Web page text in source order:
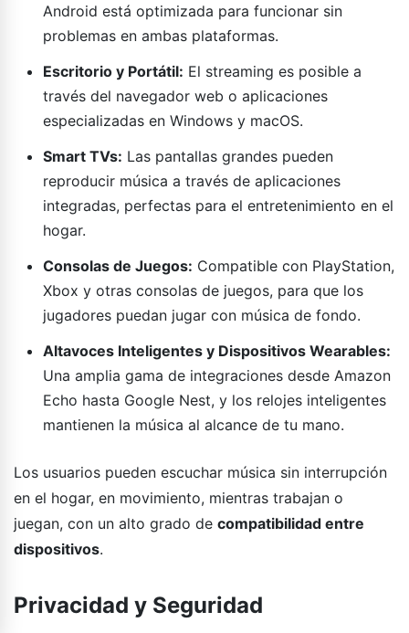
Android está optimizada para funcionar sin
problemas en ambas plataformas.
Escritorio y Portátil: El streaming es posible a
través del navegador web o aplicaciones
especializadas en Windows y macOS.
Smart TVs: Las pantallas grandes pueden
reproducir música a través de aplicaciones
integradas, perfectas para el entretenimiento en el
hogar.
Consolas de Juegos: Compatible con PlayStation,
Xbox y otras consolas de juegos, para que los
jugadores puedan jugar con música de fondo.
Altavoces Inteligentes y Dispositivos Wearables:
Una amplia gama de integraciones desde Amazon
Echo hasta Google Nest, y los relojes inteligentes
mantienen la música al alcance de tu mano.
Los usuarios pueden escuchar música sin interrupción
en el hogar, en movimiento, mientras trabajan o
juegan, con un alto grado de compatibilidad entre
dispositivos.
Privacidad y Seguridad